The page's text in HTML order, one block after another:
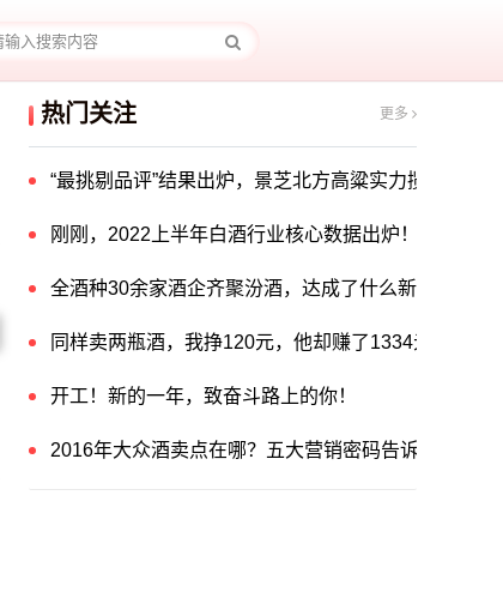
热门关注 更多
“最挑剔品评”结果出炉，景芝北方高粱实力揽获中国
刚刚，2022上半年白酒行业核心数据出炉！
全酒种30余家酒企齐聚汾酒，达成了什么新共识？
同样卖两瓶酒，我挣120元，他却赚了1334元！他
开工！新的一年，致奋斗路上的你！
2016年大众酒卖点在哪？五大营销密码告诉你答案！